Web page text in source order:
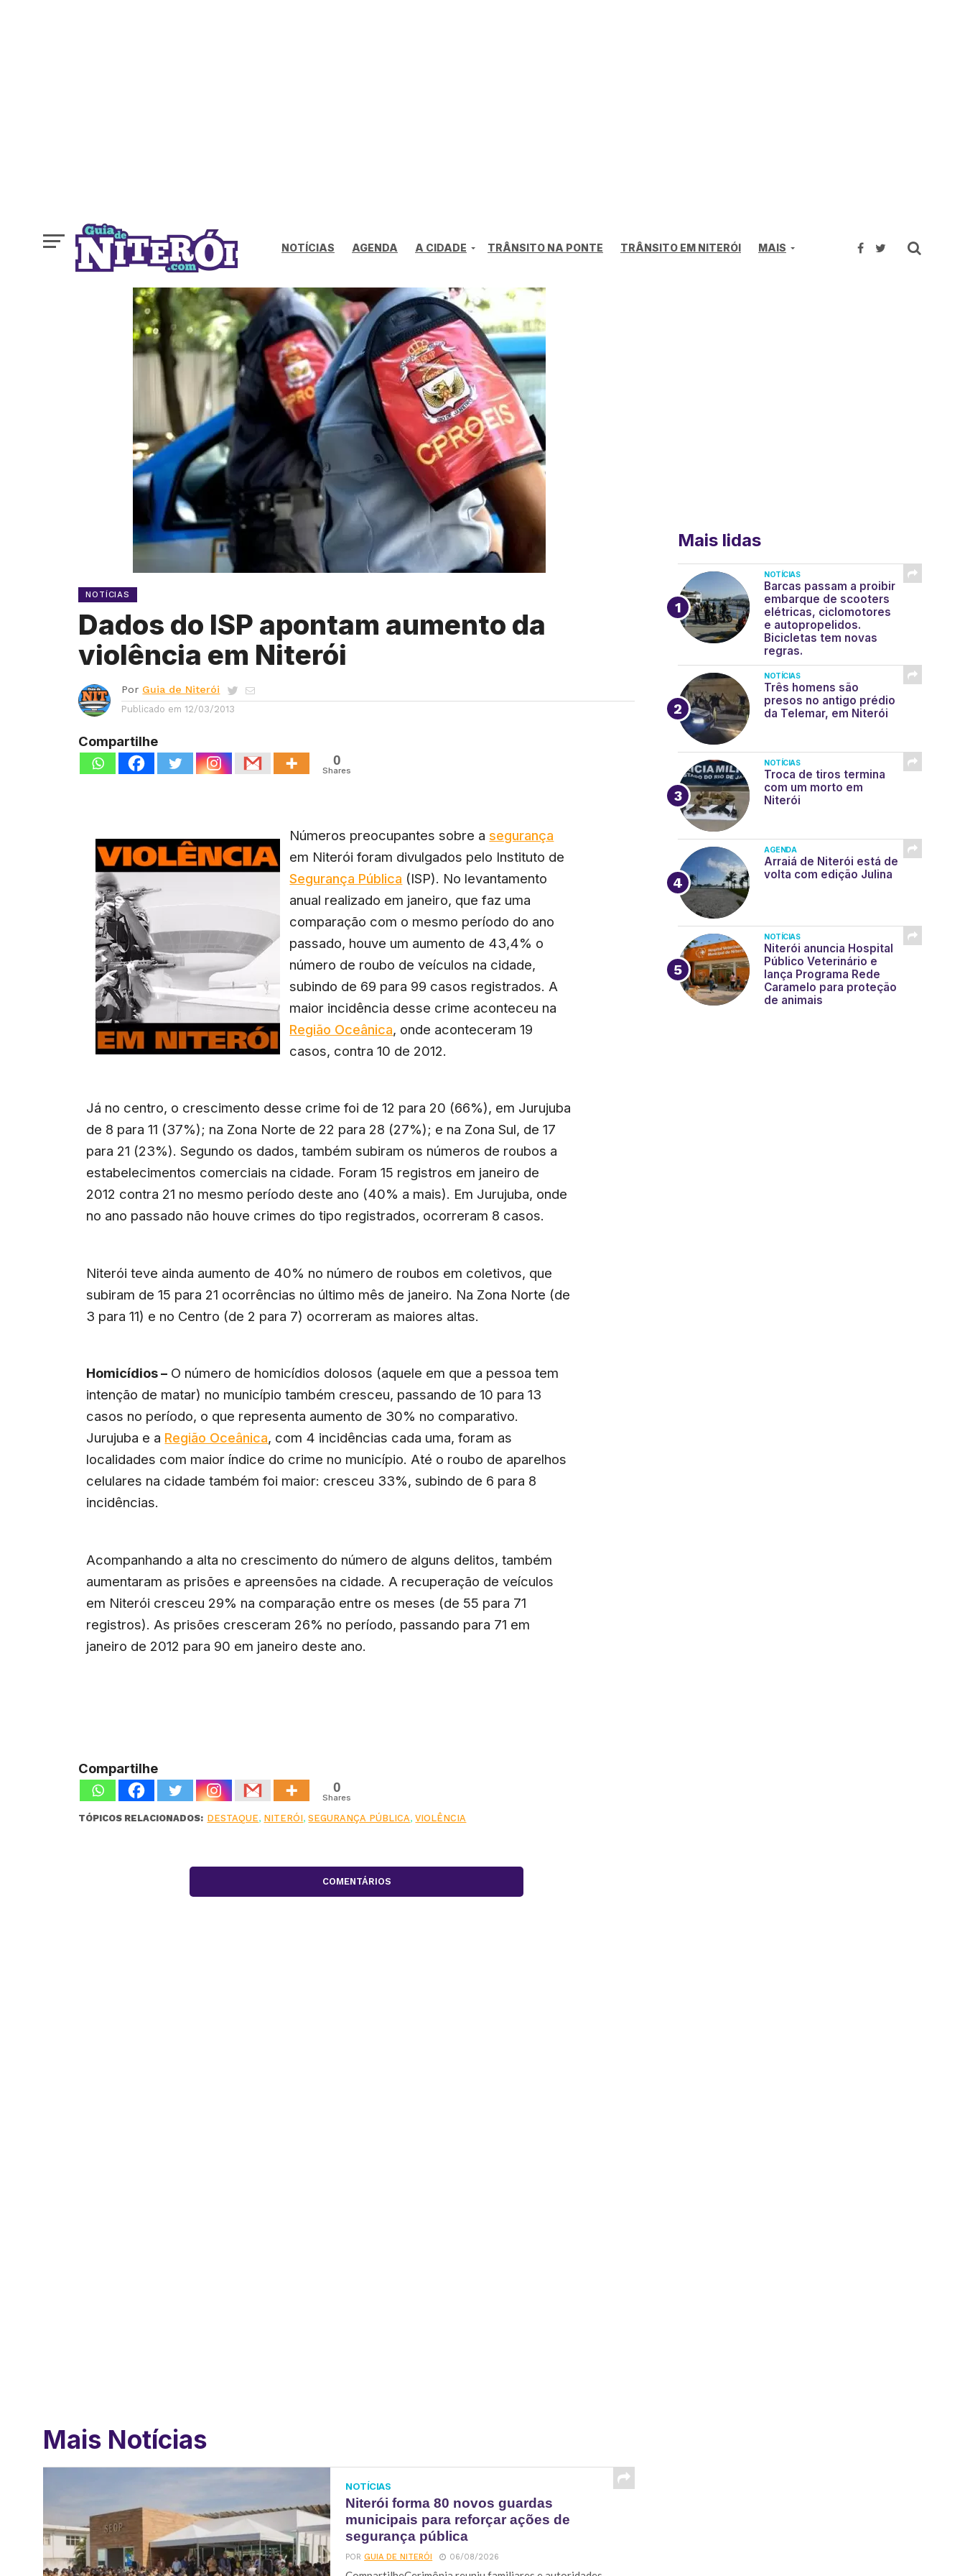
NOTÍCIAS AGENDA A CIDADE TRÂNSITO NA PONTE TRÂNSITO EM NITERÓI MAIS
NOTÍCIAS
Dados do ISP apontam aumento da
violência em Niterói
Por Guia de Niterói
Publicado em 12/03/2013
Compartilhe
0
Shares
Números preocupantes sobre asegurança
em Niterói foram divulgados pelo Instituto de
Segurança Pública (ISP). No levantamento
anual realizado em janeiro, que faz uma
comparação com o mesmo período do ano
passado, houve um aumento de 43,4% o
número de roubo de veículos na cidade,
subindo de 69 para 99 casos registrados. A
maior incidência desse crime aconteceu na
Região Oceânica, onde aconteceram 19
casos, contra 10 de 2012.
Já no centro, o crescimento desse crime foi de 12 para 20 (66%), em Jurujuba
de 8 para 11 (37%); na Zona Norte de 22 para 28 (27%); e na Zona Sul, de 17
para 21 (23%). Segundo os dados, também subiram os números de roubos a
estabelecimentos comerciais na cidade. Foram 15 registros em janeiro de
2012 contra 21 no mesmo período deste ano (40% a mais). Em Jurujuba, onde
no ano passado não houve crimes do tipo registrados, ocorreram 8 casos.
Niterói teve ainda aumento de 40% no número de roubos em coletivos, que
subiram de 15 para 21 ocorrências no último mês de janeiro. Na Zona Norte (de
3 para 11) e no Centro (de 2 para 7) ocorreram as maiores altas.
Homicídios – O número de homicídios dolosos (aquele em que a pessoa tem
intenção de matar) no município também cresceu, passando de 10 para 13
casos no período, o que representa aumento de 30% no comparativo.
Jurujuba e a Região Oceânica, com 4 incidências cada uma, foram as
localidades com maior índice do crime no município. Até o roubo de aparelhos
celulares na cidade também foi maior: cresceu 33%, subindo de 6 para 8
incidências.
Acompanhando a alta no crescimento do número de alguns delitos, também
aumentaram as prisões e apreensões na cidade. A recuperação de veículos
em Niterói cresceu 29% na comparação entre os meses (de 55 para 71
registros). As prisões cresceram 26% no período, passando para 71 em
janeiro de 2012 para 90 em janeiro deste ano.
Compartilhe
0
Shares
TÓPICOS RELACIONADOS: DESTAQUE, NITERÓI,SEGURANÇA PÚBLICA,VIOLÊNCIA
COMENTÁRIOS
Mais Notícias
NOTÍCIAS
Niterói forma 80 novos guardas
municipais para reforçar ações de
segurança pública
PORGUIA DE NITERÓI 06/08/2026
Mais lidas
NOTÍCIAS
Barcas passam a proibir
embarque de scooters
elétricas, ciclomotores
e autopropelidos.
Bicicletas tem novas
regras.
NOTÍCIAS
Três homens são
presos no antigo prédio
da Telemar, em Niterói
NOTÍCIAS
Troca de tiros termina
com um morto em
Niterói
AGENDA
Arraiá de Niterói está de
volta com edição Julina
NOTÍCIAS
Niterói anuncia Hospital
Público Veterinário e
lança Programa Rede
Caramelo para proteção
de animais